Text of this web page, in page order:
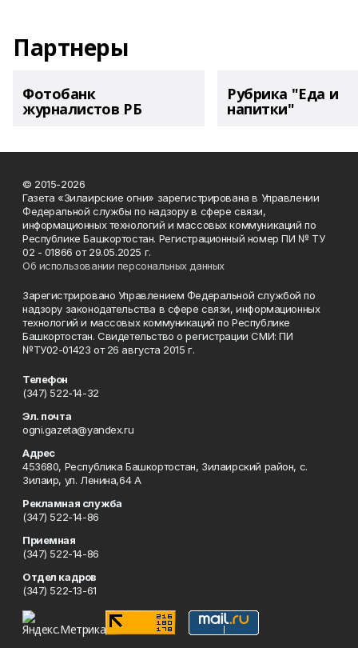
Партнеры
Фотобанк
журналистов РБ
Рубрика "Еда и
напитки"
© 2015-2026
Газета «Зилаирские огни» зарегистрирована в Управлении
Федеральной службы по надзору в сфере связи,
информационных технологий и массовых коммуникаций по
Республике Башкортостан. Регистрационный номер ПИ № ТУ
02 - 01866 от 29.05.2025 г.
Об использовании персональных данных
Зарегистрировано Управлением Федеральной службой по
надзору законодательства в сфере связи, информационных
технологий и массовых коммуникаций по Республике
Башкортостан. Свидетельство о регистрации СМИ: ПИ
№ТУ02-01423 от 26 августа 2015 г.
Телефон
(347) 522-14-32
Эл. почта
ogni.gazeta@yandex.ru
Адрес
453680, Республика Башкортостан, Зилаирский район, с.
Зилаир, ул. Ленина,64 А
Рекламная служба
(347) 522-14-86
Приемная
(347) 522-14-86
Отдел кадров
(347) 522-13-61